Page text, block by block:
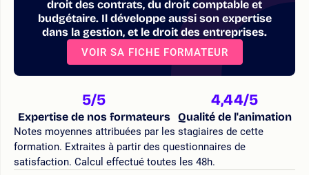
droit des contrats, du droit comptable et
budgétaire. Il développe aussi son expertise
dans la gestion, et le droit des entreprises.
VOIR SA FICHE FORMATEUR
5/5
Expertise de nos formateurs
4,44/5
Qualité de l'animation
Notes moyennes attribuées par les stagiaires de cette
formation. Extraites à partir des questionnaires de
satisfaction. Calcul effectué toutes les 48h.